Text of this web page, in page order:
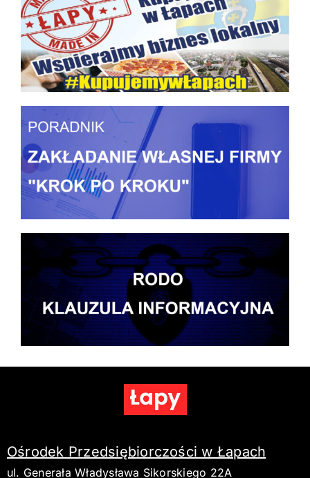
Ośrodek Przedsiębiorczości w Łapach
ul. Generała Władysława Sikorskiego 22A